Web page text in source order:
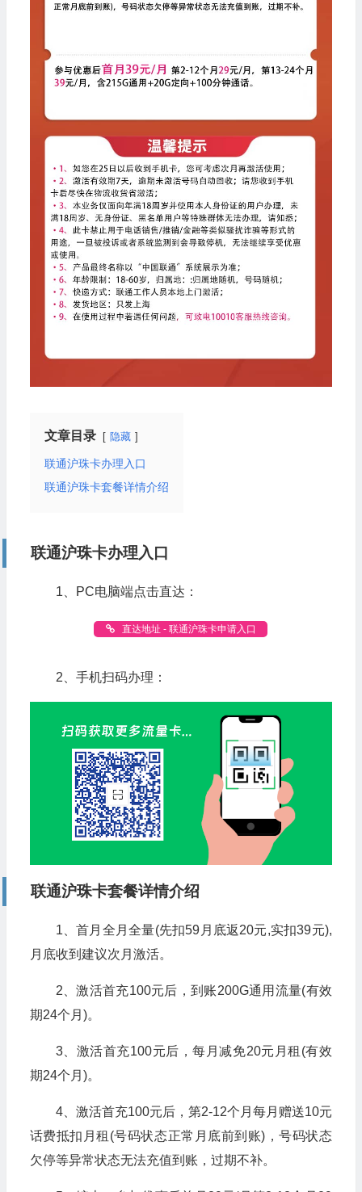
文章目录 隐藏
联通沪珠卡办理入口
联通沪珠卡套餐详情介绍
联通沪珠卡办理入口
1、PC电脑端点击直达：
直达地址 - 联通沪珠卡申请入口
2、手机扫码办理：
联通沪珠卡套餐详情介绍
1、首月全月全量(先扣59月底返20元,实扣39元),
月底收到建议次月激活。
2、激活首充100元后，到账200G通用流量(有效
期24个月)。
3、激活首充100元后，每月减免20元月租(有效
期24个月)。
4、激活首充100元后，第2-12个月每月赠送10元
话费抵扣月租(号码状态正常月底前到账)，号码状态
欠停等异常状态无法充值到账，过期不补。